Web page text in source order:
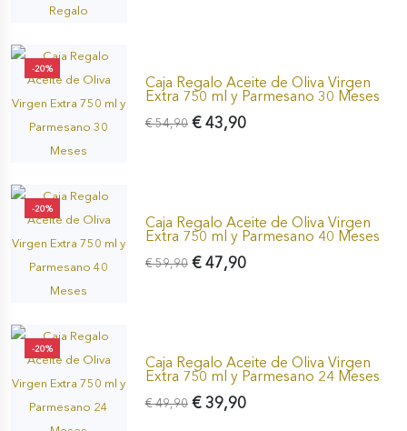
-20%
Caja Regalo Aceite de Oliva Virgen
Extra 750 ml y Parmesano 30 Meses
€ 43,90
€ 54,90
-20%
Caja Regalo Aceite de Oliva Virgen
Extra 750 ml y Parmesano 40 Meses
€ 47,90
€ 59,90
-20%
Caja Regalo Aceite de Oliva Virgen
Extra 750 ml y Parmesano 24 Meses
€ 39,90
€ 49,90